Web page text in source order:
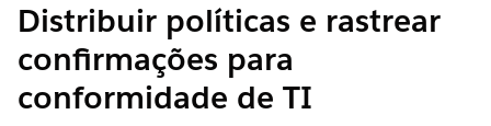
Distribuir políticas e rastrear
confirmações para
conformidade de TI